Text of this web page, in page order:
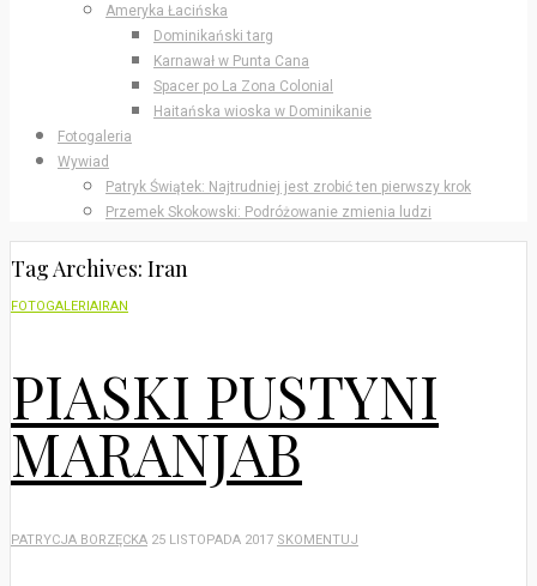
Ameryka Łacińska
Dominikański targ
Karnawał w Punta Cana
Spacer po La Zona Colonial
Haitańska wioska w Dominikanie
Fotogaleria
Wywiad
Patryk Świątek: Najtrudniej jest zrobić ten pierwszy krok
Przemek Skokowski: Podróżowanie zmienia ludzi
Tag Archives: Iran
FOTOGALERIAIRAN
PIASKI PUSTYNI
MARANJAB
PATRYCJA BORZĘCKA 25 LISTOPADA 2017 SKOMENTUJ